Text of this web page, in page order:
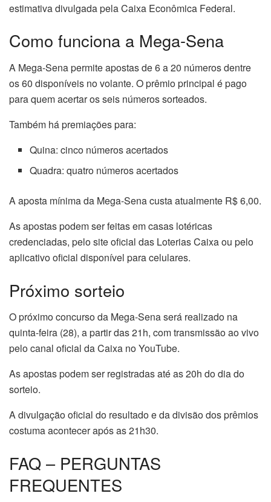
estimativa divulgada pela Caixa Econômica Federal.
Como funciona a Mega-Sena
A Mega-Sena permite apostas de 6 a 20 números dentre
os 60 disponíveis no volante. O prêmio principal é pago
para quem acertar os seis números sorteados.
Também há premiações para:
Quina: cinco números acertados
Quadra: quatro números acertados
A aposta mínima da Mega-Sena custa atualmente R$ 6,00.
As apostas podem ser feitas em casas lotéricas
credenciadas, pelo site oficial das Loterias Caixa ou pelo
aplicativo oficial disponível para celulares.
Próximo sorteio
O próximo concurso da Mega-Sena será realizado na
quinta-feira (28), a partir das 21h, com transmissão ao vivo
pelo canal oficial da Caixa no YouTube.
As apostas podem ser registradas até as 20h do dia do
sorteio.
A divulgação oficial do resultado e da divisão dos prêmios
costuma acontecer após as 21h30.
FAQ – PERGUNTAS
FREQUENTES